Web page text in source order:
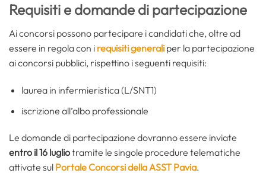
Requisiti e domande di partecipazione
Ai concorsi possono partecipare i candidati che, oltre ad
essere in regola con i requisiti generali per la partecipazione
ai concorsi pubblici, rispettino i seguenti requisiti:
laurea in infermieristica (L/SNT1)
iscrizione all’albo professionale
Le domande di partecipazione dovranno essere inviate
entro il 16 lugliotramite le singole procedure telematiche
attivate sul Portale Concorsi della ASST Pavia.